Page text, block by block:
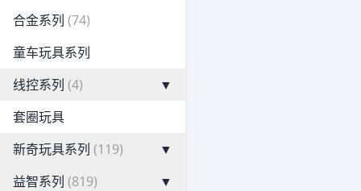
合金系列 (74)
童车玩具系列
线控系列 (4)
▼
套圈玩具
新奇玩具系列 (119)
▼
益智系列 (819)
▼